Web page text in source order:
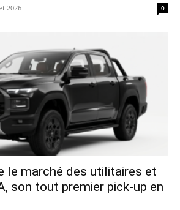
2026 0
le marché des utilitaires et
son tout premier pick-up en